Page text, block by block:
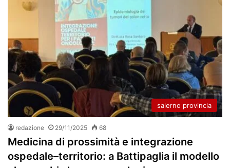
salerno provincia
redazione 29/11/2025 68
Medicina di prossimità e integrazione
ospedale–territorio: a Battipaglia il modello